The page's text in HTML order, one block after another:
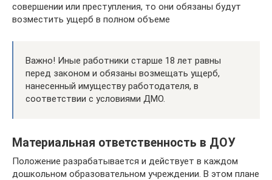
совершении или преступления, то они обязаны будут
возместить ущерб в полном объеме
Важно! Иные работники старше 18 лет равны
перед законом и обязаны возмещать ущерб,
нанесенный имуществу работодателя, в
соответствии с условиями ДМО.
Материальная ответственность в ДОУ
Положение разрабатывается и действует в каждом
дошкольном образовательном учреждении. В этом плане